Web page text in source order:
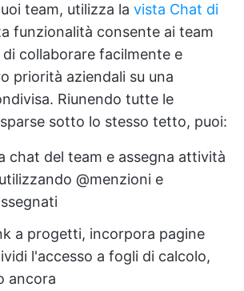
team, utilizza la vista Chat di
funzionalità consente ai team
collaborare facilmente e
priorità aziendali su una
Riunendo tutte le
sotto lo stesso tetto, puoi:
chat del team e assegna attività
@menzioni e
a progetti, incorpora pagine
l'accesso a fogli di calcolo,
ancora